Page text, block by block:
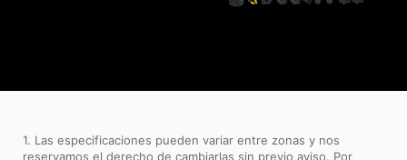
1. Las especificaciones pueden variar entre zonas y nos
reservamos el derecho de cambiarlas sin previo aviso. Por